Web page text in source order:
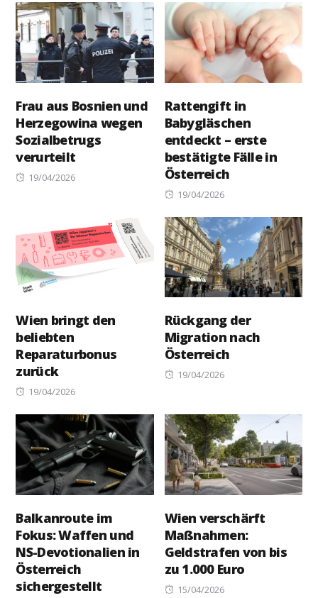
Frau aus Bosnien und
Herzegowina wegen
Sozialbetrugs
verurteilt
Posted
19/04/2026
Rattengift in
Babygläschen
entdeckt – erste
bestätigte Fälle in
Österreich
Posted
19/04/2026
Wien bringt den
beliebten
Reparaturbonus
zurück
Posted
19/04/2026
Rückgang der
Migration nach
Österreich
Posted
19/04/2026
Balkanroute im
Fokus: Waffen und
NS-Devotionalien in
Österreich
sichergestellt
Wien verschärft
Maßnahmen:
Geldstrafen von bis
zu 1.000 Euro
Posted
15/04/2026